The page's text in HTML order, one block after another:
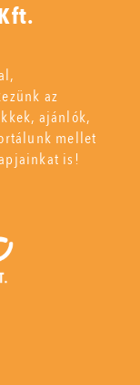
az
ajánlók,
mellet
is!